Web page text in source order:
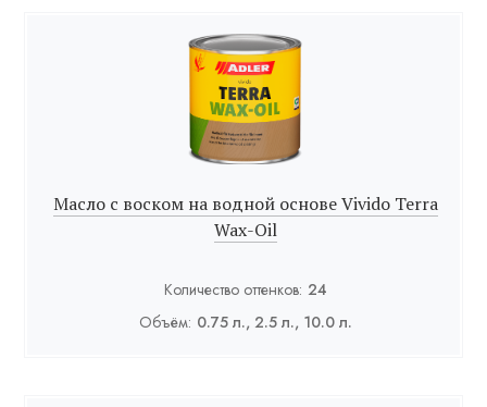
Масло с воском на водной основе Vivido Terra
Wax-Oil
Количество оттенков: 24
Объём: 0.75 л., 2.5 л., 10.0 л.